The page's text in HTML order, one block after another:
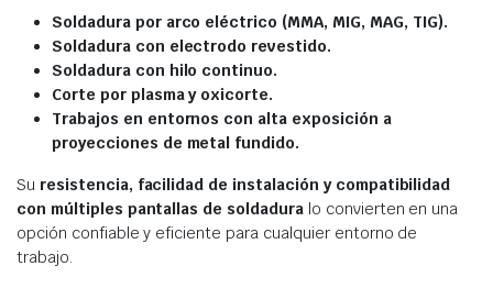
Soldadura por arco eléctrico (MMA, MIG, MAG, TIG).
Soldadura con electrodo revestido.
Soldadura con hilo continuo.
Corte por plasma y oxicorte.
Trabajos en entornos con alta exposición a
proyecciones de metal fundido.
Su resistencia, facilidad de instalación y compatibilidad
con múltiples pantallas de soldaduralo convierten en una
opción confiable y eficiente para cualquier entorno de
trabajo.